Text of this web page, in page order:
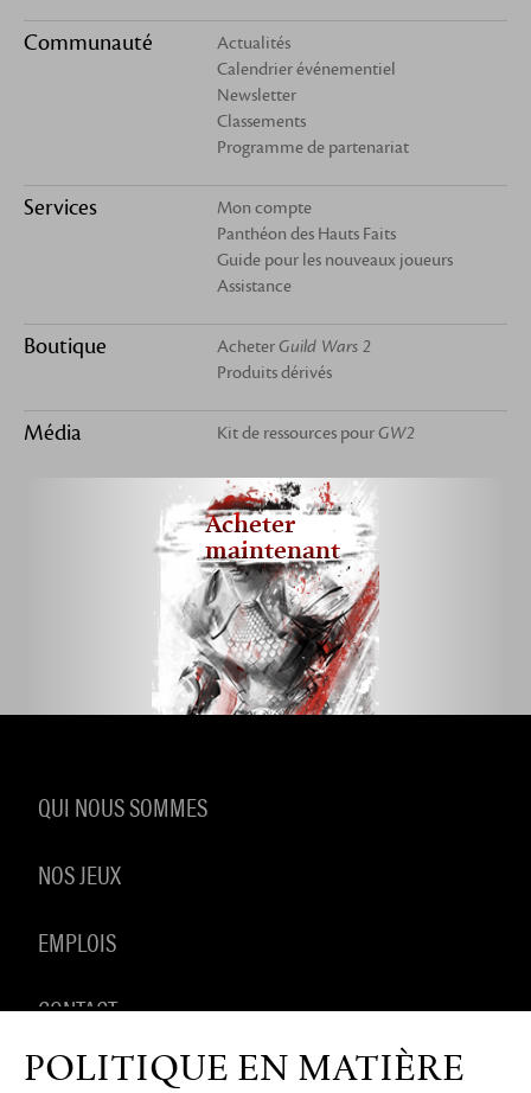
Communauté
Actualités
Calendrier événementiel
Newsletter
Classements
Programme de partenariat
Services
Mon compte
Panthéon des Hauts Faits
Guide pour les nouveaux joueurs
Assistance
Boutique AcheterGuild Wars 2
Produits dérivés
Média Kit de ressources pourGW2
Acheter
maintenant
QUI NOUS SOMMES
NOS JEUX
EMPLOIS
CONTACT
PRODUITS DÉRIVÉS
POLITIQUE EN MATIÈRE